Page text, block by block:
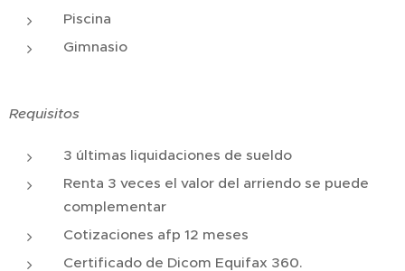
Piscina
Gimnasio
Requisitos
3 últimas liquidaciones de sueldo
Renta 3 veces el valor del arriendo se puede
complementar
Cotizaciones afp 12 meses
Certificado de Dicom Equifax 360.